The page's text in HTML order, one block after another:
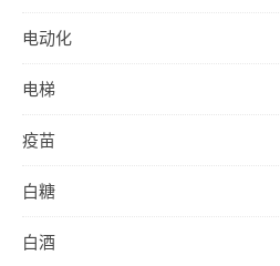
电动化
电梯
疫苗
白糖
白酒